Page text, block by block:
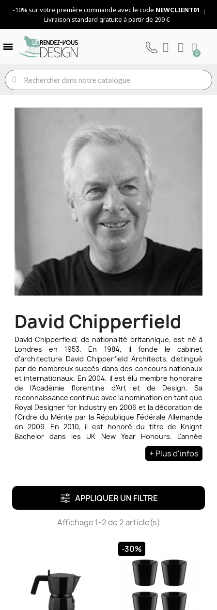
-10% sur votre premère commande avec le code NEWCLIENT01
Livraison standard gratuite à partir de 299 €
David Chipperfield
David Chipperfield, de nationalité britannique, est né à
Londres en 1953. En 1984, il fonde le cabinet
d'architecture David Chipperfield Architects, distingué
par de nombreux succès dans des concours nationaux
et internationaux. En 2004, il est élu membre honoraire
de l'Académie florentine d'Art et de Design. Sa
reconnaissance continue avec la nomination en tant que
Royal Designer for Industry en 2006 et la décoration de
l'Ordre du Mérite par la République Fédérale Allemande
en 2009. En 2010, il est honoré du titre de Knight
Bachelor dans les UK New Year Honours. L'année
suivante, en 2011, il reçoit la médaille d'or RIBA pour ses
contributions à l'architecture. David Chipperfield
honoraire à l'University of the Arts de Londres.
+ Plus d'infos
APPLIQUER UN FILTRE
Affichage 1-2 de 2 article(s)
-30%